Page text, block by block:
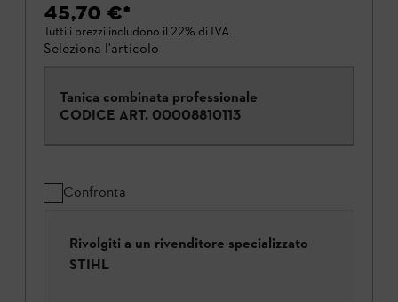
45,70 €*
Tutti i prezzi includono il 22% di IVA.
Seleziona l'articolo
Tanica combinata professionale
CODICE ART. 00008810113
Confronta
Rivolgiti a un rivenditore specializzato
STIHL